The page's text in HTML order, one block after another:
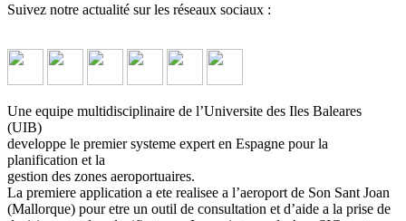
Suivez notre actualité sur les réseaux sociaux :
Une equipe multidisciplinaire de l’Universite des Iles Baleares
(UIB)
developpe le premier systeme expert en Espagne pour la
planification et la
gestion des zones aeroportuaires.
La premiere application a ete realisee a l’aeroport de Son Sant Joan
(Mallorque) pour etre un outil de consultation et d’aide a la prise de